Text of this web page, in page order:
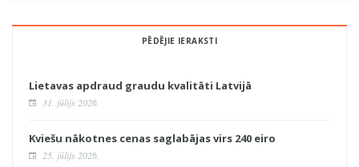
PĒDĒJIE IERAKSTI
Lietavas apdraud graudu kvalitāti Latvijā
31. jūlijs 2026.
Kviešu nākotnes cenas saglabājas virs 240 eiro
25. jūlijs 2026.